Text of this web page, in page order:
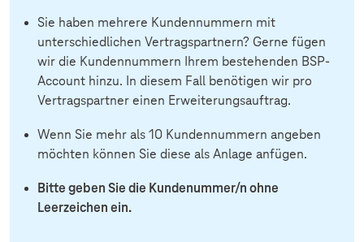
Sie haben mehrere Kundennummern mit
unterschiedlichen Vertragspartnern? Gerne fügen
wir die Kundennummern Ihrem bestehenden BSP-
Account hinzu. In diesem Fall benötigen wir pro
Vertragspartner einen Erweiterungsauftrag.
Wenn Sie mehr als 10 Kundennummern angeben
möchten können Sie diese als Anlage anfügen.
Bitte geben Sie die Kundenummer/n ohne
Leerzeichen ein.